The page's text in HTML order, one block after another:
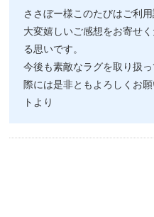
ささぼー様このたびはご利
大変嬉しいご感想をお寄せ
る思いです。
今後も素敵なラグを取り扱
際には是非ともよろしくお
トより